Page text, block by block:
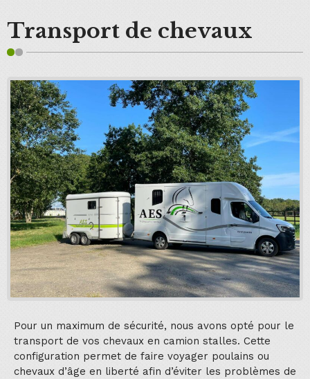
Transport de chevaux
Pour un maximum de sécurité, nous avons opté pour le
transport de vos chevaux en camion stalles. Cette
configuration permet de faire voyager poulains ou
chevaux d’âge en liberté afin d’éviter les problèmes de